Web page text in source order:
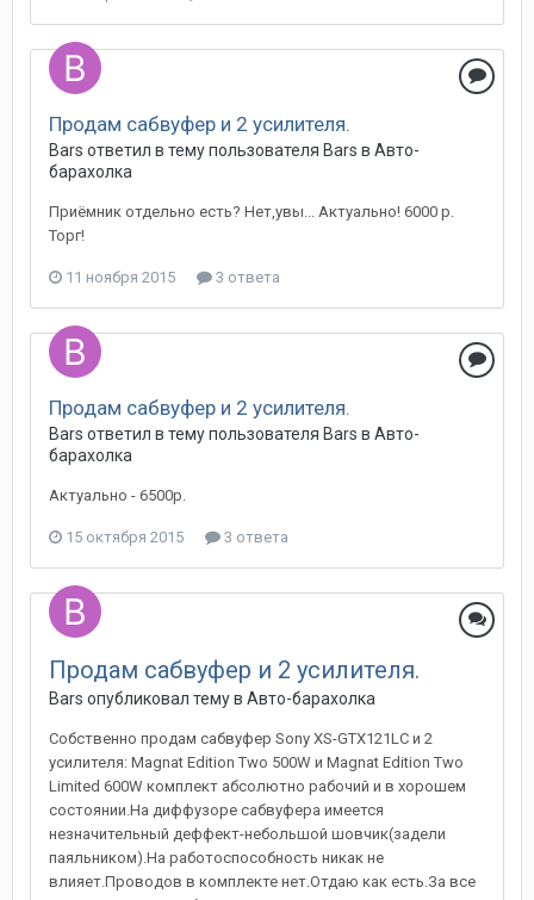
Продам сабвуфер и 2 усилителя.
Bars ответил в тему пользователя Bars в Авто-
барахолка
Приёмник отдельно есть? Нет,увы... Актуально! 6000 р.
Торг!
11 ноября 2015 3 ответа
Продам сабвуфер и 2 усилителя.
Bars ответил в тему пользователя Bars в Авто-
барахолка
Актуально - 6500р.
15 октября 2015 3 ответа
Продам сабвуфер и 2 усилителя.
Bars опубликовал тему в Авто-барахолка
Собственно продам сабвуфер Sony XS-GTX121LC и 2
усилителя: Magnat Edition Two 500W и Magnat Edition Two
Limited 600W комплект абсолютно рабочий и в хорошем
состоянии.На диффузоре сабвуфера имеется
незначительный деффект-небольшой шовчик(задели
паяльником).На работоспособность никак не
влияет.Проводов в комплекте нет.Отдаю как есть.За все